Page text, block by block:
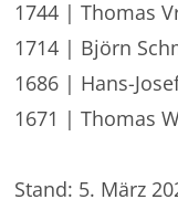
1744 | Thomas
1714 | Björn
1686 | Hans-
1671 | Thomas
Stand: 5. März